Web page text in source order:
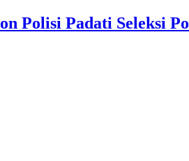
Polisi Padati Seleksi